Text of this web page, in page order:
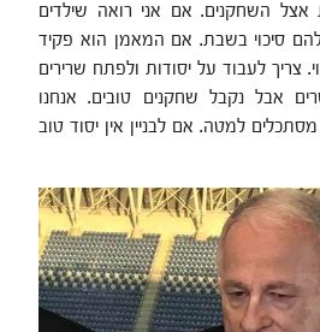
השחקנים. אם אני רואה שילדים
סיכוי בשבת. אם המאמן הוא פקיד
צריך לעבוד על יסודות ולפתח שרירים
אבל נקבל שחקנים טובים. אנחנו
למטה. אם לבניין אין יסוד טוב